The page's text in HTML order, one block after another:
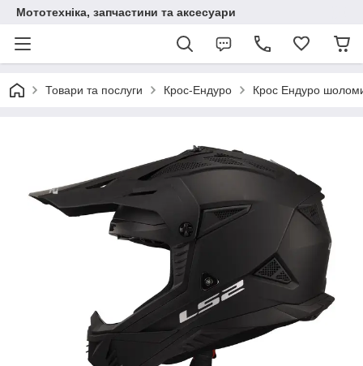
Мототехніка, запчастини та аксесуари
Товари та послуги Крос-Ендуро Крос Ендуро